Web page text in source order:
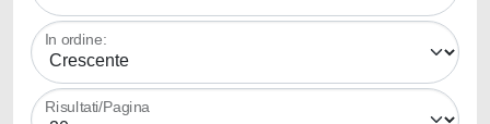
In ordine:
Risultati/Pagina